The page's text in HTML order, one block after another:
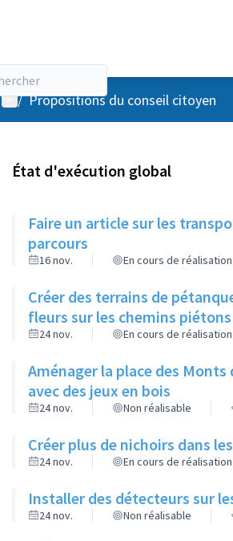
Menu utilisateur
/ Propositions du conseil citoyen
État d'exécution global
Faire un article sur les
parcours
16 nov. En cours de réalisation
Créer des terrains de
fleurs sur les chemins
24 nov. En cours de réalisation
Aménager la place des
avec des jeux en bois
24 nov. Non réalisable
Créer plus de nichoirs
24 nov. En cours de réalisation
Installer des détecteurs sur
24 nov. Non réalisable